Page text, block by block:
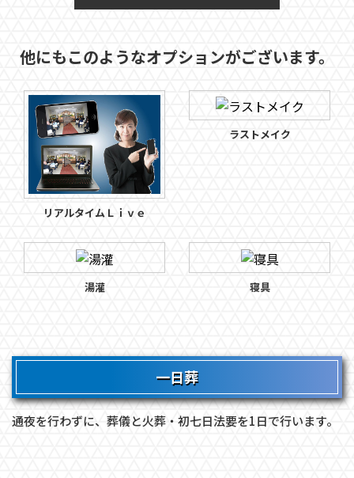
他にもこのようなオプションがございます。
リアルタイムＬｉｖｅ
ラストメイク
湯灌 寝具
一日葬
通夜を行わずに、葬儀と火葬・初七日法要を1日で行います。